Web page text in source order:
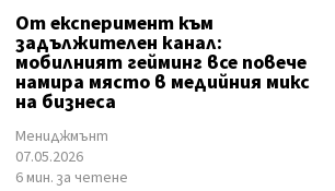
От експеримент към
задължителен канал:
мобилният гейминг все повече
намира място в медийния микс
на бизнеса
Мениджмънт
07.05.2026
6 мин. за четене